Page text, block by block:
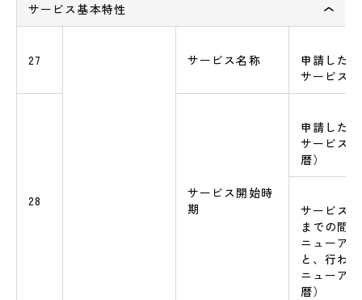
サービス基本特性
27 サービス名称
申請した
サービス
28
サービス開始時
期
申請した
サービス
暦）
サービス
までの間
ニューア
と、行わ
ニューア
暦）